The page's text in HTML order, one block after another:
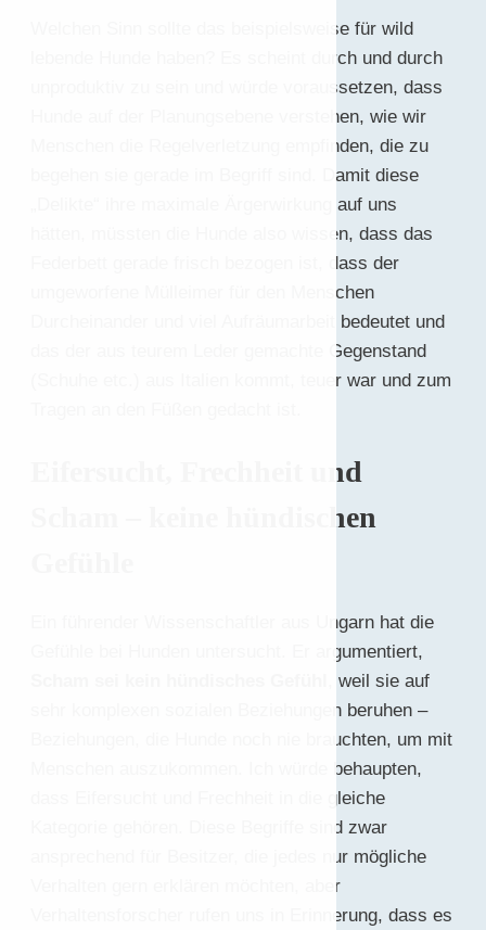
Welchen Sinn sollte das beispielsweise für wild
lebende Hunde haben? Es scheint durch und durch
unproduktiv zu sein und würde voraussetzen, dass
Hunde auf der Planungsebene verstehen, wie wir
Menschen die Regelverletzung empfinden, die zu
begehen sie gerade im Begriff sind. Damit diese
„Delikte“ ihre maximale Ärgerwirkung auf uns
hätten, müssten die Hunde also wissen, dass das
Federbett gerade frisch bezogen ist, dass der
umgeworfene Mülleimer für den Menschen
Durcheinander und viel Aufräumarbeit bedeutet und
das der aus teurem Leder gemachte Gegenstand
(Schuhe etc.) aus Italien kommt, teuer war und zum
Eifersucht, Frechheit und
Scham – keine hündischen
Ein führender Wissenschaftler aus Ungarn hat die
Gefühle bei Hunden untersucht. Er argumentiert,
, weil sie auf
sehr komplexen sozialen Beziehungen beruhen –
Beziehungen, die Hunde noch nie brauchten, um mit
Menschen auszukommen. Ich würde behaupten,
dass Eifersucht und Frechheit in die gleiche
Kategorie gehören. Diese Begriffe sind zwar
ansprechend für Besitzer, die jedes nur mögliche
Verhalten gern erklären möchten, aber
Verhaltensforscher rufen uns in Erinnerung, dass es